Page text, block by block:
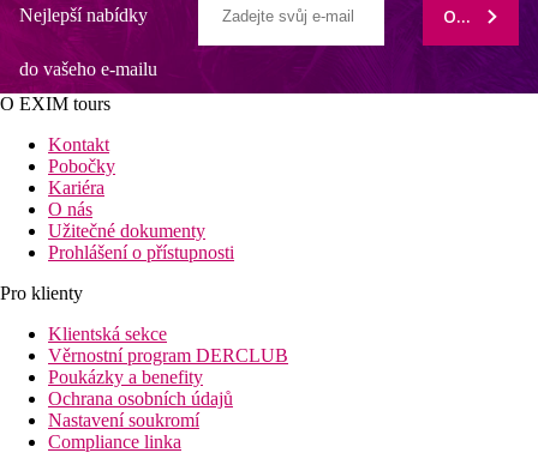
Nejlepší nabídky
do vašeho e-mailu
ODEBÍRAT
O EXIM tours
Kontakt
Pobočky
Kariéra
O nás
Užitečné dokumenty
Prohlášení o přístupnosti
Pro klienty
Klientská sekce
Věrnostní program DERCLUB
Poukázky a benefity
Ochrana osobních údajů
Nastavení soukromí
Compliance linka